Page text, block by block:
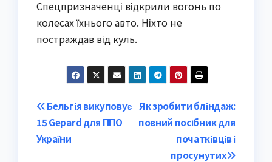
Спецпризначенці відкрили вогонь по
колесах їхнього авто. Ніхто не
постраждав від куль.
Post
navigation
Як зробити бліндаж:
повний посібник для
початківців і
просунутих
Бельгія викуповує
15 Gepard для ППО
України